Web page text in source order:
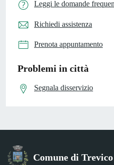
Leggi le domande
Richiedi assistenza
Prenota appuntamento
Problemi in città
Segnala disservizio
Comune di Trevico